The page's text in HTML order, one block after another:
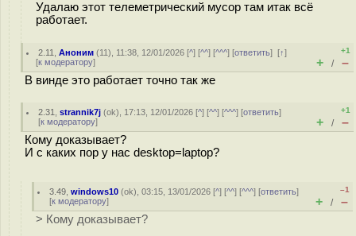
Удалаю этот телеметрический мусор там итак всё
работает.
2.11 ,Аноним (11), 11:38, 12/01/2026 [^] [^^] [^^^] [ответить][↑]
[к модератору]
+1
+ / –
В винде это работает точно так же
2.31 ,strannik7j (ok), 17:13, 12/01/2026 [^] [^^] [^^^] [ответить]
[к модератору]
+1
+ / –
Кому доказывает?
И с каких пор у нас desktop=laptop?
3.49 ,windows10 (ok), 03:15, 13/01/2026 [^] [^^] [^^^] [ответить]
[к модератору]
–1
+ / –
> Кому доказывает?